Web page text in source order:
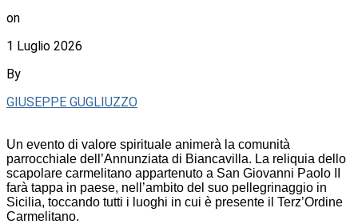
on
1 Luglio 2026
By
GIUSEPPE GUGLIUZZO
Un evento di valore spirituale animerà la comunità
parrocchiale dell’Annunziata di Biancavilla. La reliquia dello
scapolare carmelitano appartenuto a San Giovanni Paolo II
farà tappa in paese, nell’ambito del suo pellegrinaggio in
Sicilia, toccando tutti i luoghi in cui è presente il Terz’Ordine
Carmelitano.